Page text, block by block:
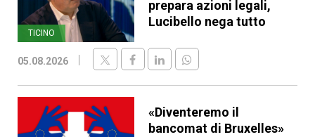
TICINO
prepara azioni legali,
Lucibello nega tutto
05.08.2026
«Diventeremo il
bancomat di Bruxelles»